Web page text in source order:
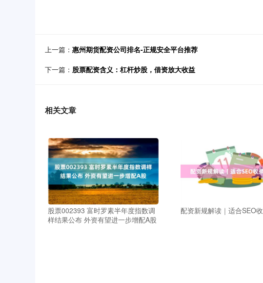
上一篇： 惠州期货配资公司排名-正规安全平台推荐
下一篇： 股票配资含义：杠杆炒股，借资放大收益
相关文章
股票002393 富时罗素半年度指数调
样结果公布 外资有望进一步增配A股
配资新规解读｜适合SEO